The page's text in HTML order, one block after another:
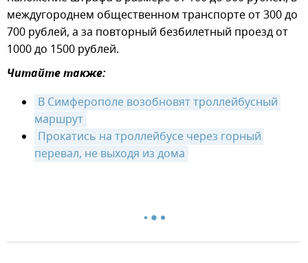
междугороднем общественном транспорте от 300 до
700 рублей, а за повторный безбилетный проезд от
1000 до 1500 рублей.
Читайте также:
В Симферополе возобновят троллейбусный
маршрут
Прокатись на троллейбусе через горный
перевал, не выходя из дома